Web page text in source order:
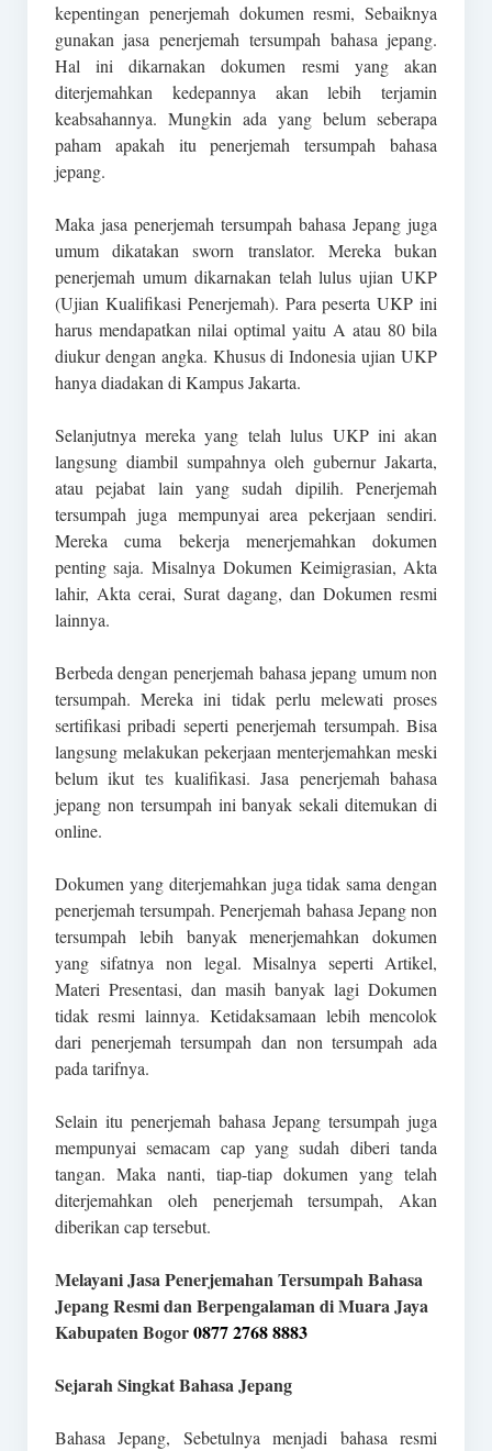
kepentingan penerjemah dokumen resmi, Sebaiknya
gunakan jasa penerjemah tersumpah bahasa jepang.
Hal ini dikarnakan dokumen resmi yang akan
diterjemahkan kedepannya akan lebih terjamin
keabsahannya. Mungkin ada yang belum seberapa
paham apakah itu penerjemah tersumpah bahasa
jepang.
Maka jasa penerjemah tersumpah bahasa Jepang juga
umum dikatakan sworn translator. Mereka bukan
penerjemah umum dikarnakan telah lulus ujian UKP
(Ujian Kualifikasi Penerjemah). Para peserta UKP ini
harus mendapatkan nilai optimal yaitu A atau 80 bila
diukur dengan angka. Khusus di Indonesia ujian UKP
hanya diadakan di Kampus Jakarta.
Selanjutnya mereka yang telah lulus UKP ini akan
langsung diambil sumpahnya oleh gubernur Jakarta,
atau pejabat lain yang sudah dipilih. Penerjemah
tersumpah juga mempunyai area pekerjaan sendiri.
Mereka cuma bekerja menerjemahkan dokumen
penting saja. Misalnya Dokumen Keimigrasian, Akta
lahir, Akta cerai, Surat dagang, dan Dokumen resmi
lainnya.
Berbeda dengan penerjemah bahasa jepang umum non
tersumpah. Mereka ini tidak perlu melewati proses
sertifikasi pribadi seperti penerjemah tersumpah. Bisa
langsung melakukan pekerjaan menterjemahkan meski
belum ikut tes kualifikasi. Jasa penerjemah bahasa
jepang non tersumpah ini banyak sekali ditemukan di
online.
Dokumen yang diterjemahkan juga tidak sama dengan
penerjemah tersumpah. Penerjemah bahasa Jepang non
tersumpah lebih banyak menerjemahkan dokumen
yang sifatnya non legal. Misalnya seperti Artikel,
Materi Presentasi, dan masih banyak lagi Dokumen
tidak resmi lainnya. Ketidaksamaan lebih mencolok
dari penerjemah tersumpah dan non tersumpah ada
pada tarifnya.
Selain itu penerjemah bahasa Jepang tersumpah juga
mempunyai semacam cap yang sudah diberi tanda
tangan. Maka nanti, tiap-tiap dokumen yang telah
diterjemahkan oleh penerjemah tersumpah, Akan
diberikan cap tersebut.
Melayani Jasa Penerjemahan Tersumpah Bahasa
Jepang Resmi dan Berpengalaman di Muara Jaya
Kabupaten Bogor0877 2768 8883
Sejarah Singkat Bahasa Jepang
Bahasa Jepang, Sebetulnya menjadi bahasa resmi